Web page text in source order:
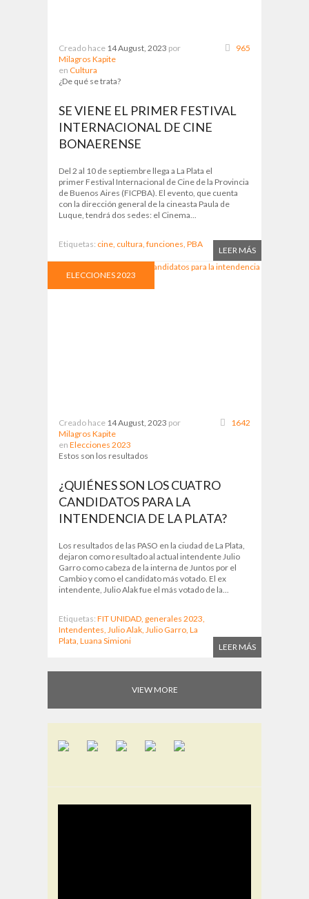
Creado hace 14 August, 2023 por
Milagros Kapite
en Cultura
965
¿De qué se trata?
SE VIENE EL PRIMER FESTIVAL
INTERNACIONAL DE CINE
BONAERENSE
Del 2 al 10 de septiembre llega a La Plata el
primer Festival Internacional de Cine de la Provincia
de Buenos Aires (FICPBA). El evento, que cuenta
con la dirección general de la cineasta Paula de
Luque, tendrá dos sedes: el Cinema...
LEER MÁS
Etiquetas: cine, cultura, funciones, PBA
ELECCIONES 2023
Creado hace 14 August, 2023 por
Milagros Kapite
en Elecciones 2023
1642
Estos son los resultados
¿QUIÉNES SON LOS CUATRO
CANDIDATOS PARA LA
INTENDENCIA DE LA PLATA?
Los resultados de las PASO en la ciudad de La Plata,
dejaron como resultado al actual intendente Julio
Garro como cabeza de la interna de Juntos por el
Cambio y como el candidato más votado. El ex
intendente, Julio Alak fue el más votado de la...
LEER MÁS
Etiquetas: FIT UNIDAD, generales 2023,
Intendentes, Julio Alak, Julio Garro, La
Plata, Luana Simioni
VIEW MORE